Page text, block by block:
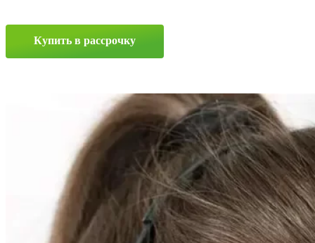
Ice
175/65
Купить в рассрочку